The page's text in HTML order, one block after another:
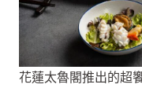
花蓮太魯閣推出的超